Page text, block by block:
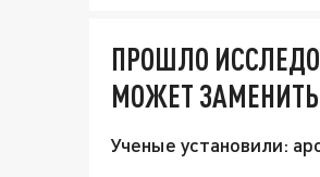
ПРОШЛО
МОЖЕТ
Ученые установили: